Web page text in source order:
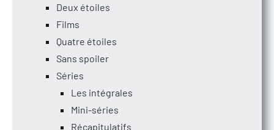
Deux étoiles
Films
Quatre étoiles
Sans spoiler
Séries
Les intégrales
Mini-séries
Récapitulatifs